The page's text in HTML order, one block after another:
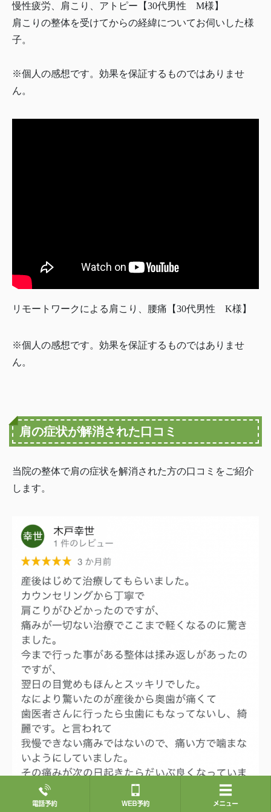
慢性疲労、肩こり、アトピー【30代男性 M様】
肩こりの整体を受けてからの経緯についてお伺いした様
子。
※個人の感想です。効果を保証するものではありませ
ん。
リモートワークによる肩こり、腰痛【30代男性 K様】
※個人の感想です。効果を保証するものではありませ
ん。
肩の症状が解消された口コミ
当院の整体で肩の症状を解消された方の口コミをご紹介
します。